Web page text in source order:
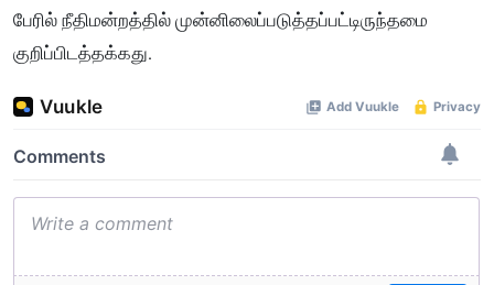
பேரில் நீதிமன்றத்தில் முன்னிலைப்படுத்தப்பட்டிருந்தமை
குறிப்பிடத்தக்கது.